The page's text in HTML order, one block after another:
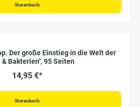
Warenkorb
Der große Einstieg in die Welt der
Bakterien", 95 Seiten
14,95 €*
Warenkorb